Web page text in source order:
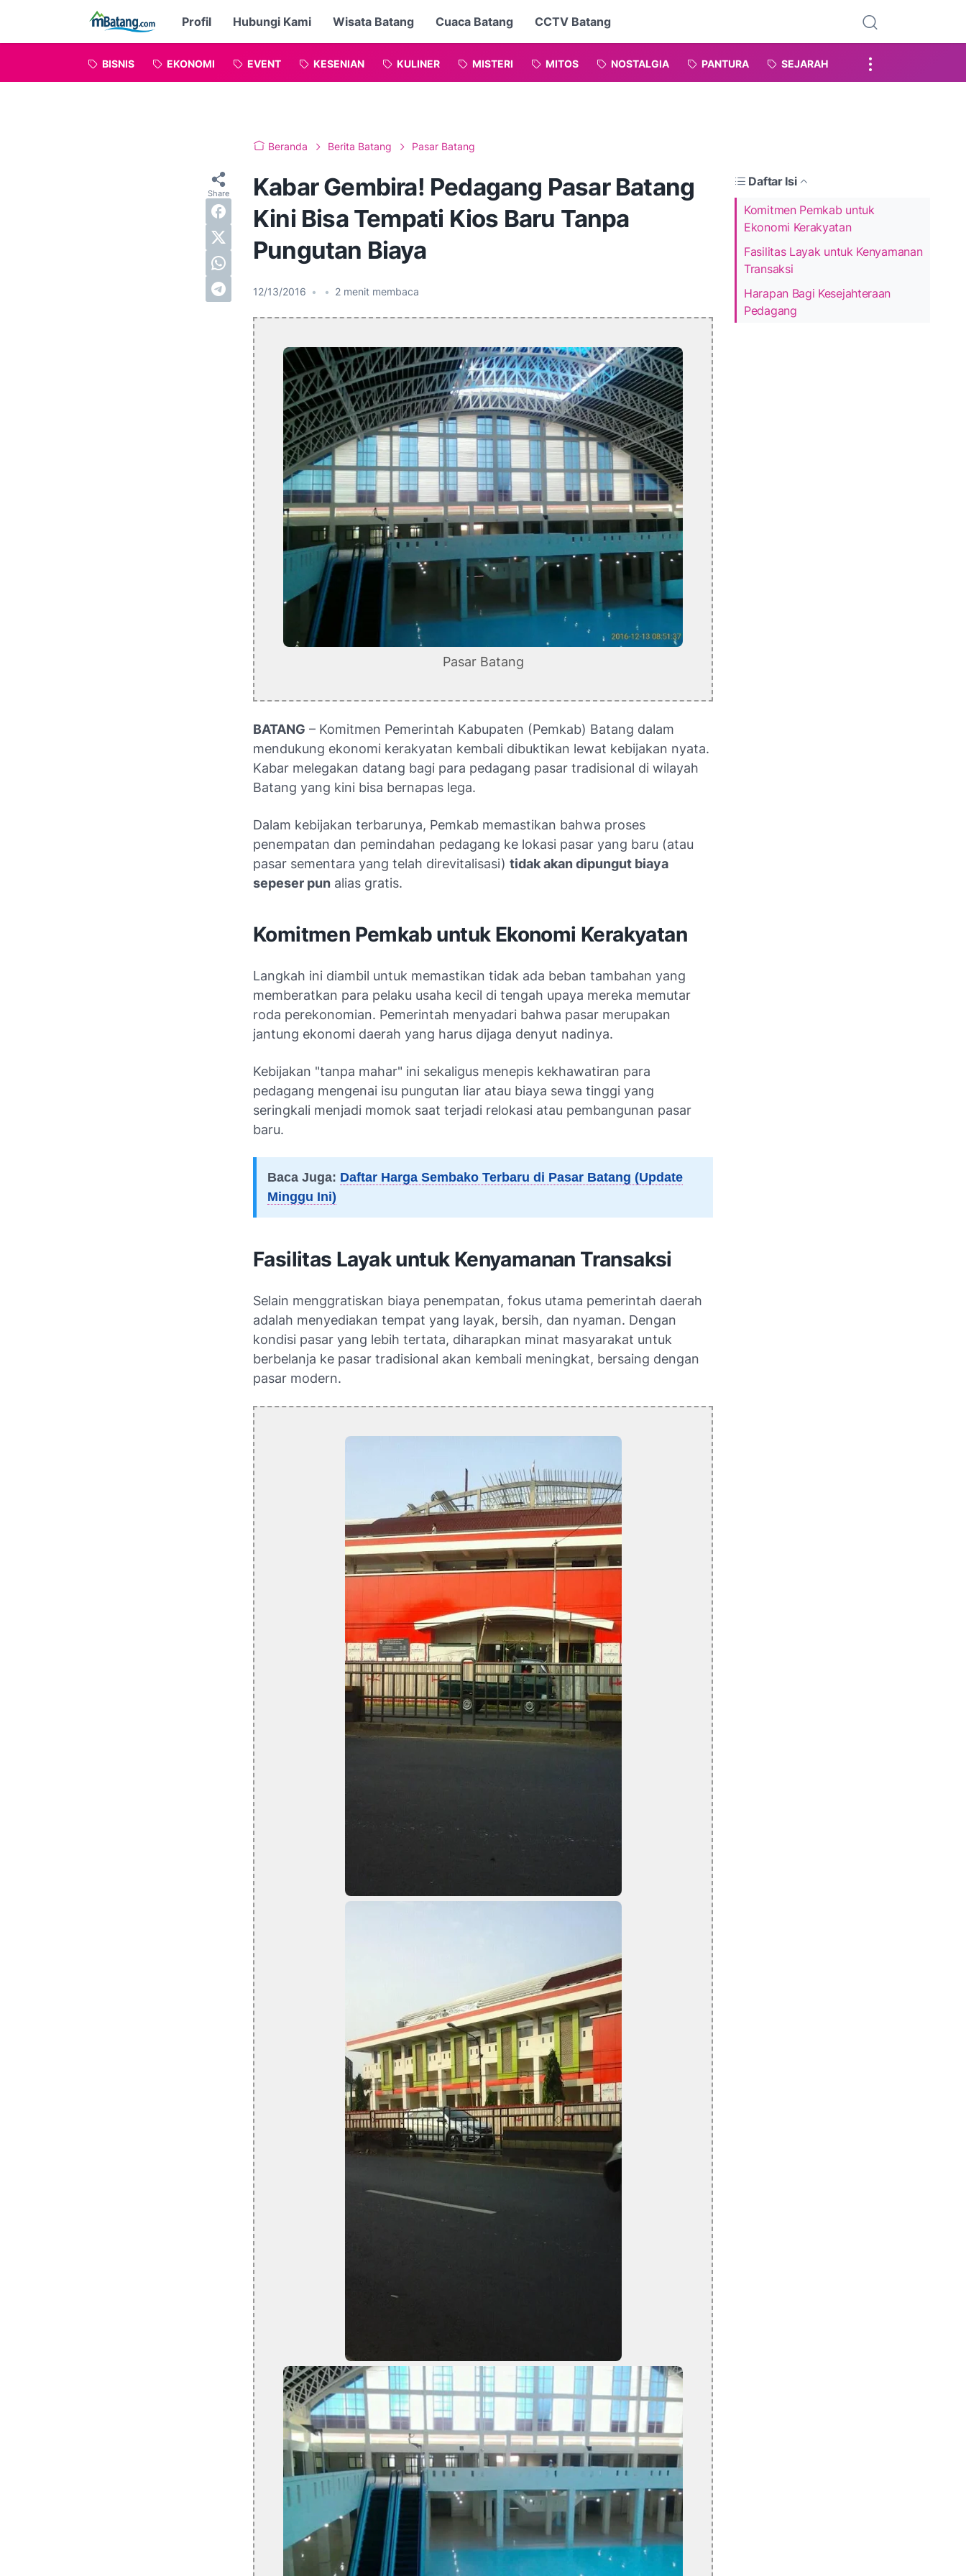
Profil Hubungi Kami Wisata Batang Cuaca Batang CCTV Batang
BISNIS EKONOMI EVENT KESENIAN KULINER MISTERI MITOS NOSTALGIA PANTURA SEJARAH
Beranda Berita Batang Pasar Batang
Kabar Gembira! Pedagang Pasar Batang
Kini Bisa Tempati Kios Baru Tanpa
Pungutan Biaya
12/13/2016 • • 2 menit membaca
Daftar Isi
Komitmen Pemkab untuk
Ekonomi Kerakyatan
Fasilitas Layak untuk Kenyamanan
Transaksi
Harapan Bagi Kesejahteraan
Pedagang
Pasar Batang
BATANG – Komitmen Pemerintah Kabupaten (Pemkab) Batang dalam
mendukung ekonomi kerakyatan kembali dibuktikan lewat kebijakan nyata.
Kabar melegakan datang bagi para pedagang pasar tradisional di wilayah
Batang yang kini bisa bernapas lega.
Dalam kebijakan terbarunya, Pemkab memastikan bahwa proses
penempatan dan pemindahan pedagang ke lokasi pasar yang baru (atau
pasar sementara yang telah direvitalisasi) tidak akan dipungut biaya
sepeser pun alias gratis.
Komitmen Pemkab untuk Ekonomi Kerakyatan
Langkah ini diambil untuk memastikan tidak ada beban tambahan yang
memberatkan para pelaku usaha kecil di tengah upaya mereka memutar
roda perekonomian. Pemerintah menyadari bahwa pasar merupakan
jantung ekonomi daerah yang harus dijaga denyut nadinya.
Kebijakan "tanpa mahar" ini sekaligus menepis kekhawatiran para
pedagang mengenai isu pungutan liar atau biaya sewa tinggi yang
seringkali menjadi momok saat terjadi relokasi atau pembangunan pasar
baru.
Baca Juga: Daftar Harga Sembako Terbaru di Pasar Batang (Update
Minggu Ini)
Fasilitas Layak untuk Kenyamanan Transaksi
Selain menggratiskan biaya penempatan, fokus utama pemerintah daerah
adalah menyediakan tempat yang layak, bersih, dan nyaman. Dengan
kondisi pasar yang lebih tertata, diharapkan minat masyarakat untuk
berbelanja ke pasar tradisional akan kembali meningkat, bersaing dengan
pasar modern.